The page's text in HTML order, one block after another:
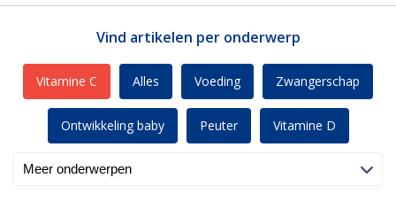
Vind artikelen per onderwerp
Vitamine C Alles Voeding Zwangerschap
Ontwikkeling baby Peuter Vitamine D